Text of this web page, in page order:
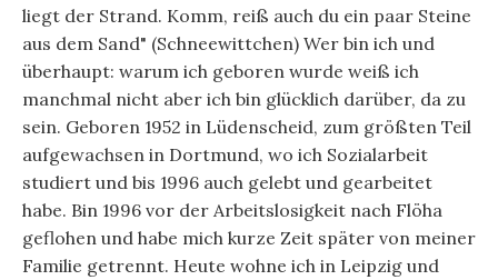
liegt der Strand. Komm, reiß auch du ein paar Steine
aus dem Sand" (Schneewittchen) Wer bin ich und
überhaupt: warum ich geboren wurde weiß ich
manchmal nicht aber ich bin glücklich darüber, da zu
sein. Geboren 1952 in Lüdenscheid, zum größten Teil
aufgewachsen in Dortmund, wo ich Sozialarbeit
studiert und bis 1996 auch gelebt und gearbeitet
habe. Bin 1996 vor der Arbeitslosigkeit nach Flöha
geflohen und habe mich kurze Zeit später von meiner
Familie getrennt. Heute wohne ich in Leipzig und